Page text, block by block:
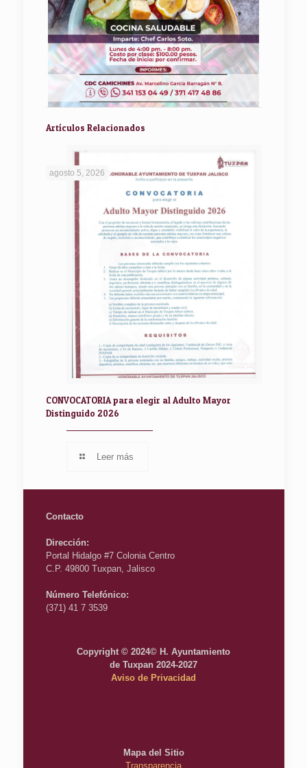
Artículos Relacionados
agosto 5, 2026
CONVOCATORIA para elegir al Adulto Mayor
Distinguido 2026
Leer más
Contacto
Dirección:
Portal Hidalgo #7 Colonia Centro
C.P. 49800 Tuxpan, Jalisco
Número Telefónico:
(371) 41 7 3539
Copyright © 2024© H. Ayuntamiento
de Tuxpan 2024-2027
Aviso de Privacidad
Mapa del Sitio
Transparencia